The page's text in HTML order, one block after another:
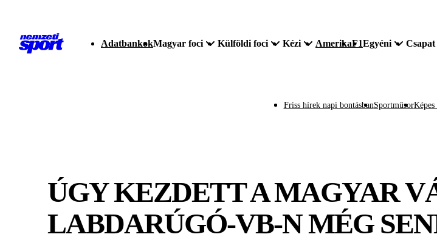
AdatbankokMagyar foci Külföldi foci Kézi AmerikaF1Egyéni Csapat
Friss hírek napi bontásbanSportműsorKépes
ÚGY KEZDETT A MAGYAR
LABDARÚGÓ-VB-N MÉG